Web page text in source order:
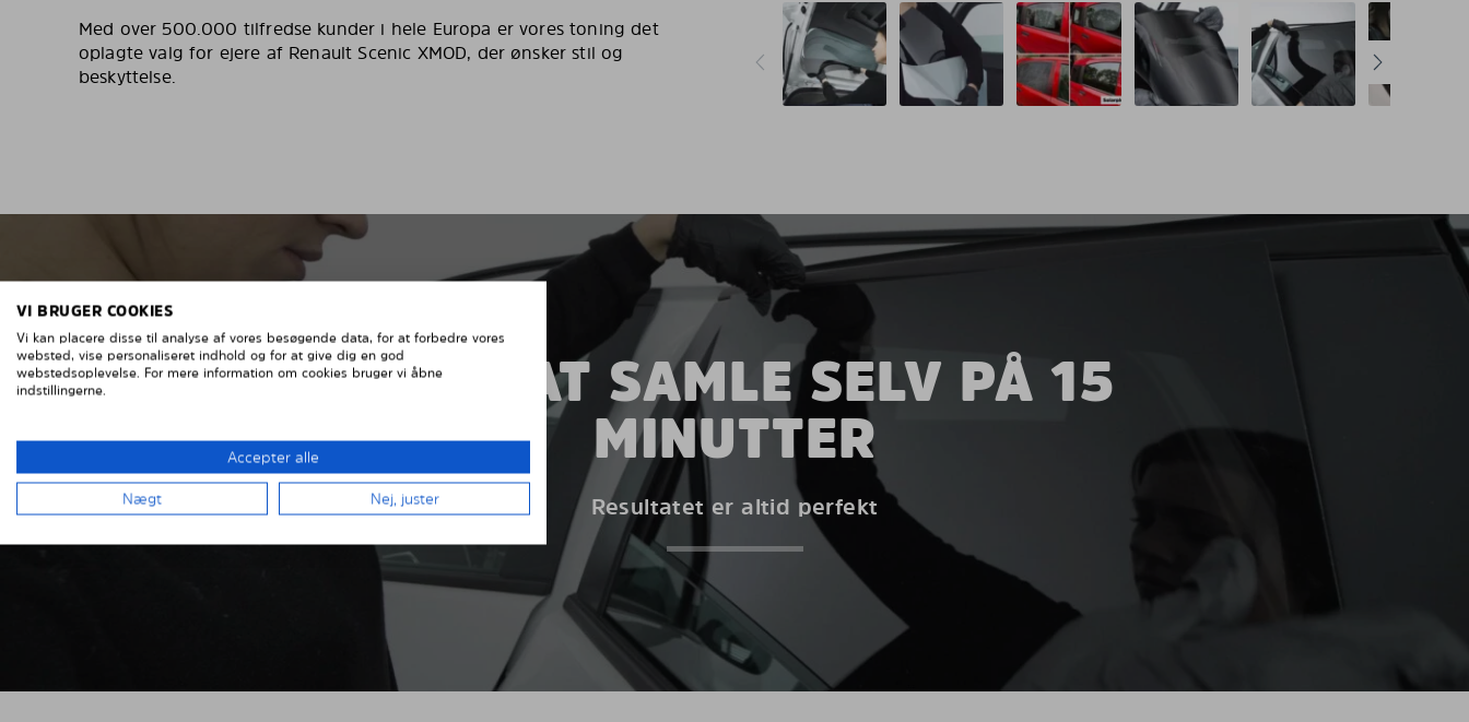
Med over 500.000 tilfredse kunder i hele Europa er vores toning det
oplagte valg for ejere af Renault Scenic XMOD, der ønsker stil og
beskyttelse.
NEMT AT SAMLE SELV PÅ 15
MINUTTER
Resultatet er altid perfekt
VI BRUGER COOKIES
Vi kan placere disse til analyse af vores besøgende data, for at forbedre vores
websted, vise personaliseret indhold og for at give dig en god
webstedsoplevelse. For mere information om cookies bruger vi åbne
indstillingerne.
Accepter alle
Nægt Nej, juster